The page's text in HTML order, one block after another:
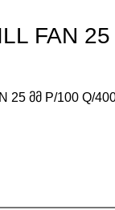
FAN
25 მმ P/100 Q/